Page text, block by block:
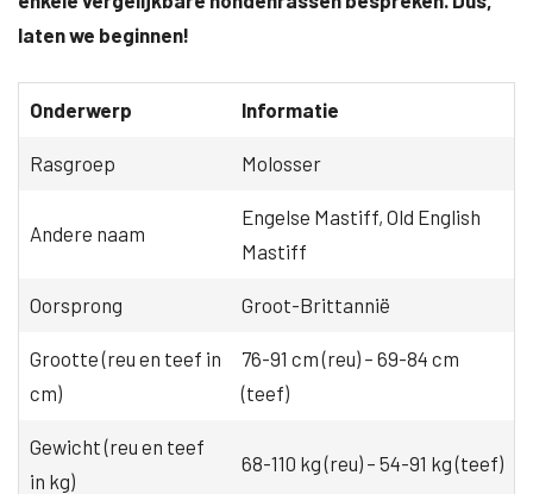
laten we beginnen!
Onderwerp Informatie
Rasgroep Molosser
Andere naam
Engelse Mastiff, Old English
Mastiff
Oorsprong Groot-Brittannië
Grootte (reu en teef in
cm)
76-91 cm (reu) – 69-84 cm
(teef)
Gewicht (reu en teef
in kg)
68-110 kg (reu) – 54-91 kg (teef)